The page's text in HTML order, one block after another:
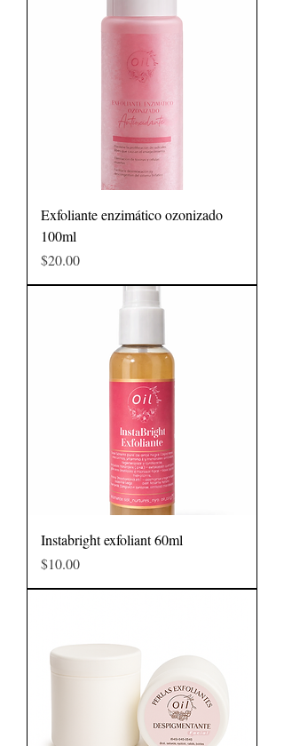
Exfoliante enzimático ozonizado
100ml
Precio
$20.00
Instabright exfoliant 60ml
Precio
$10.00